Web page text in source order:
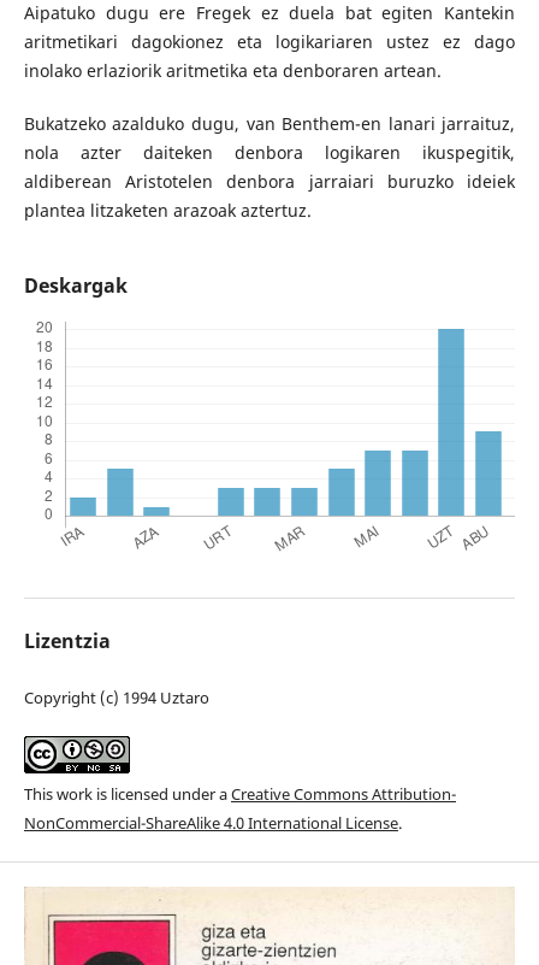
Aipatuko dugu ere Fregek ez duela bat egiten Kantekin
aritmetikari dagokionez eta logikariaren ustez ez dago
inolako erlaziorik aritmetika eta denboraren artean.
Bukatzeko azalduko dugu, van Benthem-en lanari jarraituz,
nola azter daiteken denbora logikaren ikuspegitik,
aldiberean Aristotelen denbora jarraiari buruzko ideiek
plantea litzaketen arazoak aztertuz.
Deskargak
Lizentzia
Copyright (c) 1994 Uztaro
This work is licensed under aCreative Commons Attribution-
NonCommercial-ShareAlike 4.0 International License.